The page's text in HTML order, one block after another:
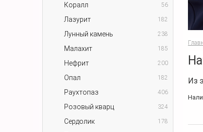
Коралл 56
Лазурит 182
Лунный камень 238
Малахит 185
Нефрит 200
Опал 182
Раухтопаз 406
Розовый кварц 324
Сердолик 178
Из